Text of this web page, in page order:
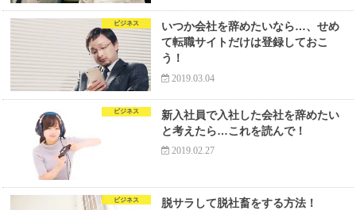
ビジネス
いつか会社を辞めたいなら…、せめ
て転職サイトだけは登録しておこ
う！
2019.03.04
ビジネス
新入社員で入社した会社を辞めたい
と考えたら…これを読んで！
2019.02.27
ビジネス 脱サラして脱社畜をする方法！